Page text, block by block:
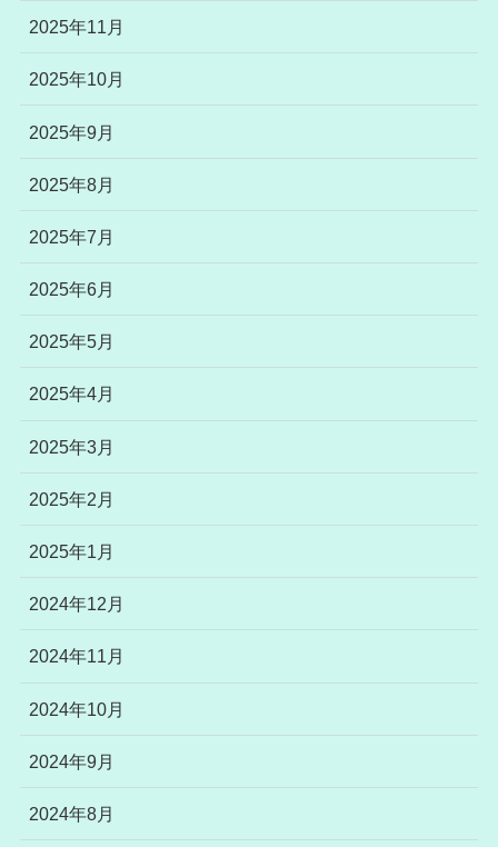
2025年11月
2025年10月
2025年9月
2025年8月
2025年7月
2025年6月
2025年5月
2025年4月
2025年3月
2025年2月
2025年1月
2024年12月
2024年11月
2024年10月
2024年9月
2024年8月